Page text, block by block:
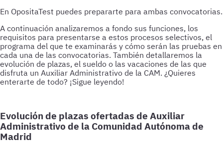
En OpositaTest puedes prepararte para ambas convocatorias.
A continuación analizaremos a fondo sus funciones, los
requisitos para presentarse a estos procesos selectivos, el
programa del que te examinarás y cómo serán las pruebas en
cada una de las convocatorias. También detallaremos la
evolución de plazas, el sueldo o las vacaciones de las que
disfruta un Auxiliar Administrativo de la CAM. ¿Quieres
enterarte de todo? ¡Sigue leyendo!
Evolución de plazas ofertadas de Auxiliar
Administrativo de la Comunidad Autónoma de
Madrid